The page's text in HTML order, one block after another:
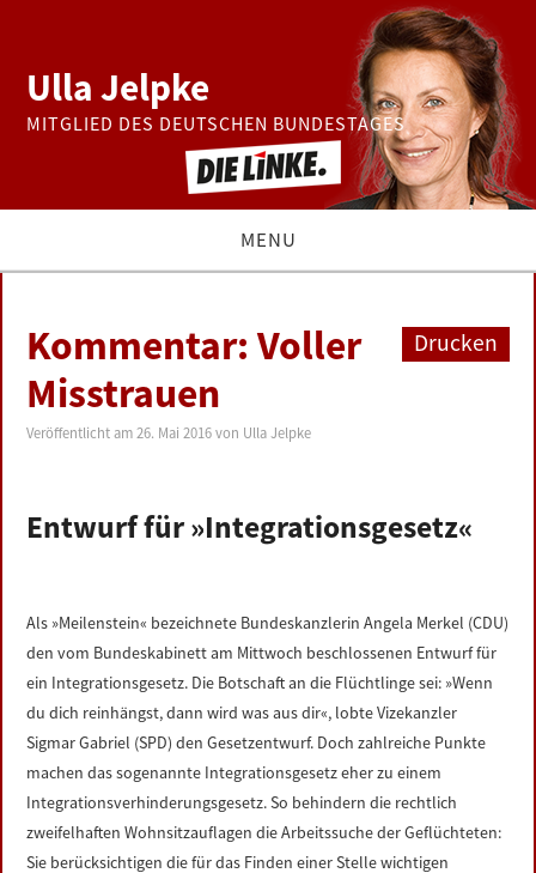
Ulla Jelpke
MITGLIED DES DEUTSCHEN BUNDESTAGES
MENU
BUNDESTAG
PRESSE
DATENSCHUTZERKLÄRUNG
IMPRESSUM
Drucken
Kommentar: Voller
Misstrauen
Veröffentlicht am26. Mai 2016 von Ulla Jelpke
Entwurf für »Integrationsgesetz«
Als »Meilenstein« bezeichnete Bundeskanzlerin Angela Merkel (CDU)
den vom Bundeskabinett am Mittwoch beschlossenen Entwurf für
ein Integrationsgesetz. Die Botschaft an die Flüchtlinge sei: »Wenn
du dich reinhängst, dann wird was aus dir«, lobte Vizekanzler
Sigmar Gabriel (SPD) den Gesetzentwurf. Doch zahlreiche Punkte
machen das sogenannte Integrationsgesetz eher zu einem
Integrationsverhinderungsgesetz. So behindern die rechtlich
zweifelhaften Wohnsitzauflagen die Arbeitssuche der Geflüchteten:
Sie berücksichtigen die für das Finden einer Stelle wichtigen